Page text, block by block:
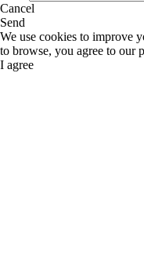
Cancel
Send
We use cookies to improve
to browse, you agree to our
I agree